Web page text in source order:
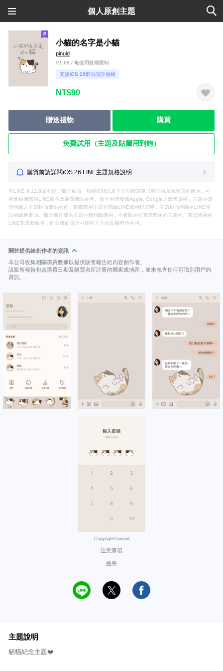
個人原創主題
小貓的名字是小貓
pinuid
V1.68 / 無使用效期限制
支援iOS 26部分設計規格
NT$90
贈送禮物 購買
免費試用（主題及貼圖用到飽）
購買前請詳閱iOS 26 LINE主題規格說明
自LINE 9.12.0版本起，部分頁面、功能按鈕以及下方功能選單只能呈現系統預設的圖示，可
能會根據您的LINE版本及裝置機型而異。因平台開發商Apple, Google之政策規格，主題小舖
所刊載之主題封面僅供示意，實際套用主題並開啟LINE應用程式時，主題封面將顯示LINE預
設的綠色畫面。部分圖片僅供主題小舖刊載使用，不會顯示在實際套用的主題內。若您使用的
LINE非最新版本，部分畫面設計可能與下方示意圖有所不同。
關於提供給創作者的資訊
本公司收集相關購買數據以提供販售報告給內容創作者。
該販售報告包含購買日期及購買者所註冊的國家或地區，並未包含任何可識別用戶的
資訊。
Copyright©pinuid
注意事項
檢舉
主題說明
貓貓紀念主題❤️